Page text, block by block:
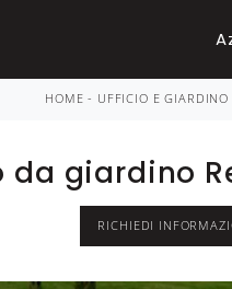
HOME - UFFICIO E GIARDINO
da giardino
RICHIEDI